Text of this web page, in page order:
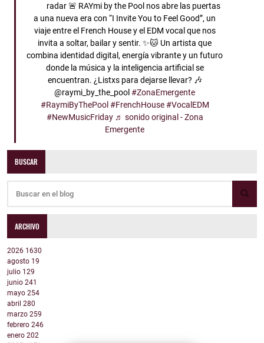
radar 🚨 RAYmi by the Pool nos abre las puertas
a una nueva era con “I Invite You to Feel Good”, un
viaje entre el French House y el EDM vocal que nos
invita a soltar, bailar y sentir. ✨🐱 Un artista que
combina identidad digital, energía vibrante y un futuro
donde la música y la inteligencia artificial se
encuentran. ¿Listxs para dejarse llevar? 🎶
@raymi_by_the_pool #ZonaEmergente
#RaymiByThePool #FrenchHouse #VocalEDM
#NewMusicFriday ♬ sonido original - Zona
Emergente
BUSCAR
ARCHIVO
2026 1630
agosto 19
julio 129
junio 241
mayo 254
abril 280
marzo 259
febrero 246
enero 202